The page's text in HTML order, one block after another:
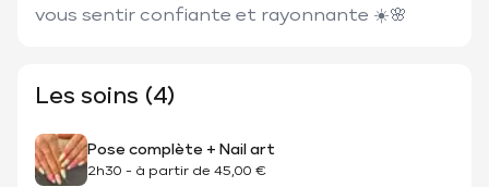
vous sentir confiante et rayonnante ☀️🌸
Les soins (4)
Pose complète + Nail art
2h30 - à partir de 45,00 €